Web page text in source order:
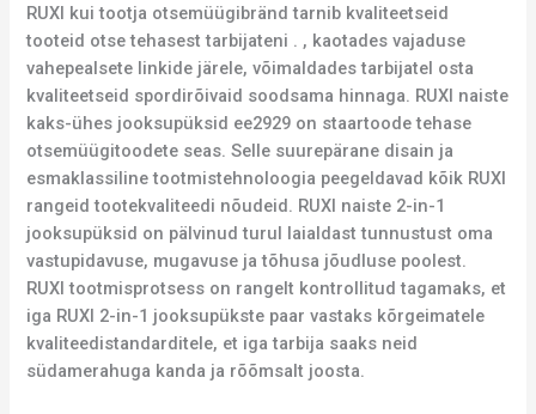
RUXI kui tootja otsemüügibränd tarnib kvaliteetseid
tooteid otse tehasest tarbijateni . , kaotades vajaduse
vahepealsete linkide järele, võimaldades tarbijatel osta
kvaliteetseid spordirõivaid soodsama hinnaga. RUXI naiste
kaks-ühes jooksupüksid ee2929 on staartoode tehase
otsemüügitoodete seas. Selle suurepärane disain ja
esmaklassiline tootmistehnoloogia peegeldavad kõik RUXI
rangeid tootekvaliteedi nõudeid. RUXI naiste 2-in-1
jooksupüksid on pälvinud turul laialdast tunnustust oma
vastupidavuse, mugavuse ja tõhusa jõudluse poolest.
RUXI tootmisprotsess on rangelt kontrollitud tagamaks, et
iga RUXI 2-in-1 jooksupükste paar vastaks kõrgeimatele
kvaliteedistandarditele, et iga tarbija saaks neid
südamerahuga kanda ja rõõmsalt joosta.